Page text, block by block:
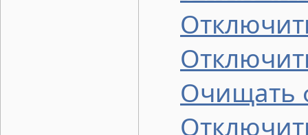
Очищать